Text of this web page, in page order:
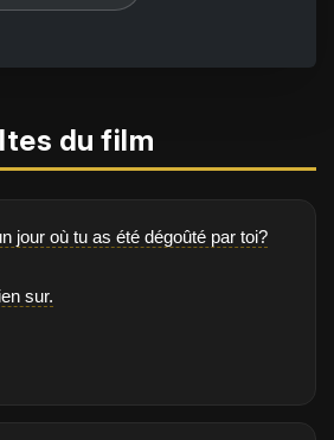
du film
jour où tu as été dégoûté par toi?
sur.